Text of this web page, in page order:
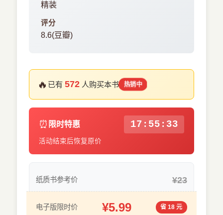
精装
评分
8.6(豆瓣)
🔥 已有572 人购买本书 热销中
⏰ 限时特惠 17:55:33
活动结束后恢复原价
纸质书参考价 ¥23
电子版限时价 ¥5.99 省 18 元